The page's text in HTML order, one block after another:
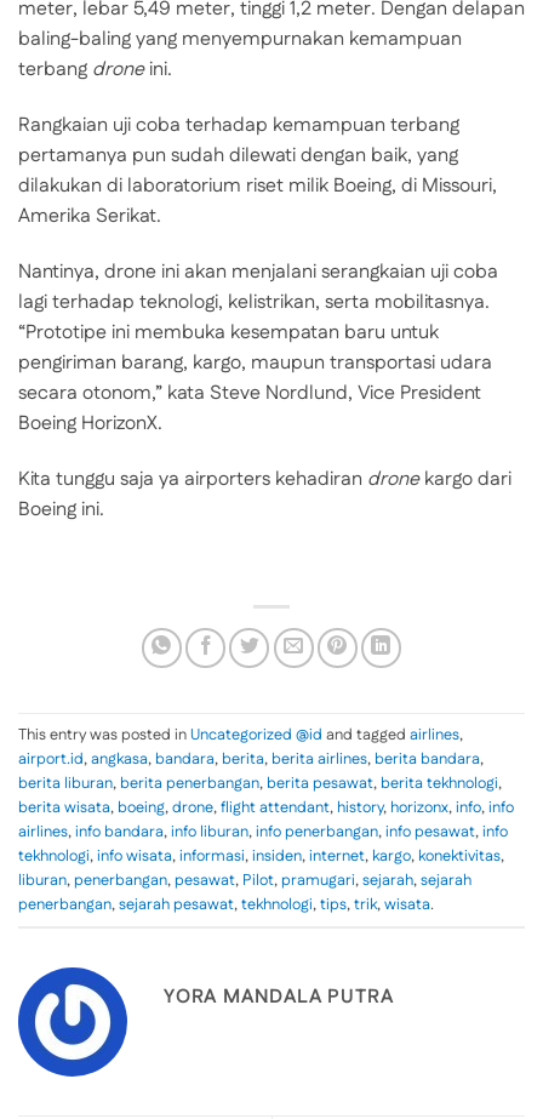
meter, lebar 5,49 meter, tinggi 1,2 meter. Dengan delapan
baling-baling yang menyempurnakan kemampuan
terbang droneini.
Rangkaian uji coba terhadap kemampuan terbang
pertamanya pun sudah dilewati dengan baik, yang
dilakukan di laboratorium riset milik Boeing, di Missouri,
Amerika Serikat.
Nantinya, drone ini akan menjalani serangkaian uji coba
lagi terhadap teknologi, kelistrikan, serta mobilitasnya.
“Prototipe ini membuka kesempatan baru untuk
pengiriman barang, kargo, maupun transportasi udara
secara otonom,” kata Steve Nordlund, Vice President
Boeing HorizonX.
Kita tunggu saja ya airporters kehadiran dronekargo dari
Boeing ini.
This entry was posted inUncategorized @id and tagged airlines,
airport.id,angkasa, bandara, berita, berita airlines, berita bandara,
berita liburan, berita penerbangan, berita pesawat, berita tekhnologi,
berita wisata, boeing,drone,flight attendant, history, horizonx,info,info
airlines,info bandara,info liburan,info penerbangan,info pesawat,info
tekhnologi,info wisata,informasi,insiden,internet, kargo, konektivitas,
liburan,penerbangan,pesawat, Pilot,pramugari,sejarah,sejarah
penerbangan,sejarah pesawat,tekhnologi,tips,trik,wisata.
YORA MANDALA PUTRA